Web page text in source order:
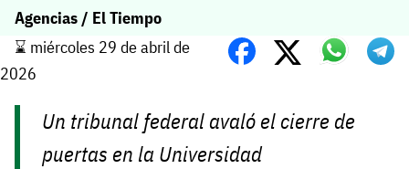
Agencias / El Tiempo
⌛️ miércoles 29 de abril de
2026
Un tribunal federal avaló el cierre de
puertas en la Universidad